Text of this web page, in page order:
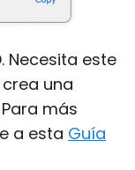
Necesita este
una
Para más
a esta Guía